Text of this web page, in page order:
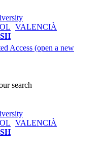
VALENCIÀ
Access (open a new
search
VALENCIÀ